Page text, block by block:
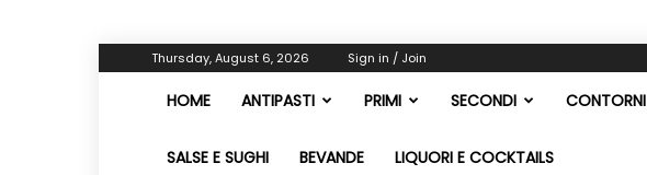
Thursday, August 6, 2026 Sign in / Join
HOME ANTIPASTI PRIMI SECONDI CONTORNI
SALSE E SUGHI BEVANDE LIQUORI E COCKTAILS